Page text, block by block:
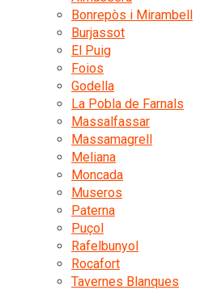
Bonrepòs i Mirambell
Burjassot
El Puig
Foios
Godella
La Pobla de Farnals
Massalfassar
Massamagrell
Meliana
Moncada
Museros
Paterna
Puçol
Rafelbunyol
Rocafort
Tavernes Blanques